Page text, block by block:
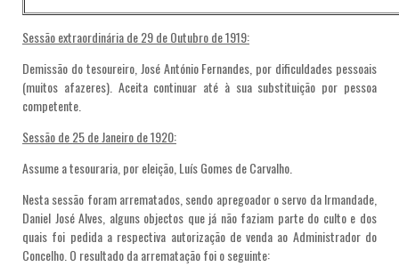
Sessão extraordinária de 29 de Outubro de 1919:
Demissão do tesoureiro, José António Fernandes, por dificuldades pessoais
(muitos afazeres). Aceita continuar até à sua substituição por pessoa
competente.
Sessão de 25 de Janeiro de 1920:
Assume a tesouraria, por eleição, Luís Gomes de Carvalho.
Nesta sessão foram arrematados, sendo apregoador o servo da Irmandade,
Daniel José Alves, alguns objectos que já não faziam parte do culto e dos
quais foi pedida a respectiva autorização de venda ao Administrador do
Concelho. O resultado da arrematação foi o seguinte: